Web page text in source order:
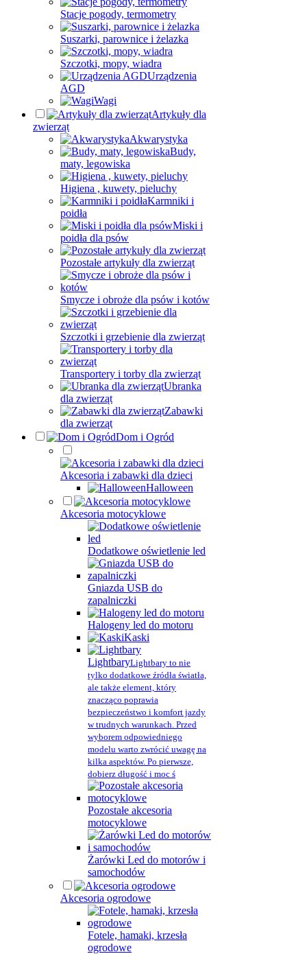
Stacje pogody, termometry
Suszarki, parownice i żelazka
Szczotki, mopy, wiadra
Urządzenia
AGD
Wagi
Artykuły dla
zwierząt
Akwarystyka
Budy,
maty, legowiska
Higiena , kuwety, pieluchy
Karmniki i
poidła
Miski i
poidła dla psów
Pozostałe artykuły dla zwierząt
Smycze i obroże dla psów i kotów
Szczotki i grzebienie dla zwierząt
Transportery i torby dla zwierząt
Ubranka
dla zwierząt
Zabawki
dla zwierząt
Dom i Ogród
Akcesoria i zabawki dla dzieci
Halloween
Akcesoria motocyklowe
Dodatkowe oświetlenie led
Gniazda USB do
zapalniczki
Halogeny led do motoru
Kaski
LightbaryLightbary to nie
tylko dodatkowe źródła światła,
ale także element, który
znacząco poprawia
bezpieczeństwo i komfort jazdy
w trudnych warunkach. Przed
wyborem odpowiedniego
modelu warto zwrócić uwagę na
kilka aspektów. Po pierwsze,
dobierz długość i moc ś
Pozostałe akcesoria
motocyklowe
Żarówki Led do motorów i
samochodów
Akcesoria ogrodowe
Fotele, hamaki, krzesła
ogrodowe